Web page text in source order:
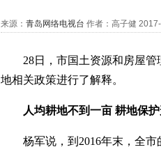
来源： 青岛网络电视台 作者：高子健
28日，市国土资源和房屋管
地相关政策进行了解释。
人均耕地不到一亩 耕地保
杨军说，到2016年末，全市的